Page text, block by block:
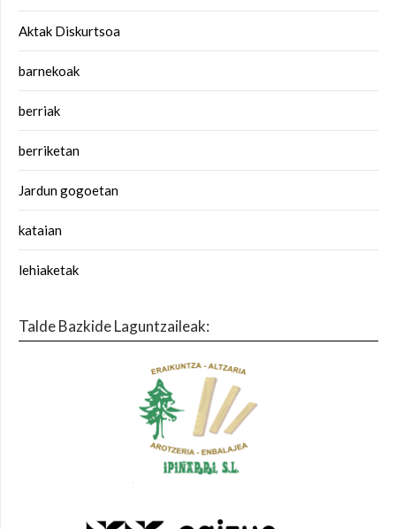
Aktak Diskurtsoa
barnekoak
berriak
berriketan
Jardun gogoetan
kataian
lehiaketak
Talde Bazkide Laguntzaileak: